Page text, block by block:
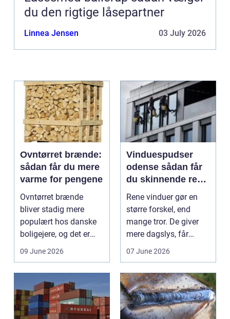
du den rigtige låsepartner
Linnea Jensen 03 July 2026
Ovntørret brænde:
sådan får du mere
varme for pengene
Ovntørret brænde
bliver stadig mere
populært hos danske
boligejere, og det er
ikke uden grund. Når
09 June 2026
Vinduespudser
odense sådan får
du skinnende rene
ruder året rundt
Rene vinduer gør en
større forskel, end
mange tror. De giver
mere dagslys, får
boligen eller virksom...
07 June 2026